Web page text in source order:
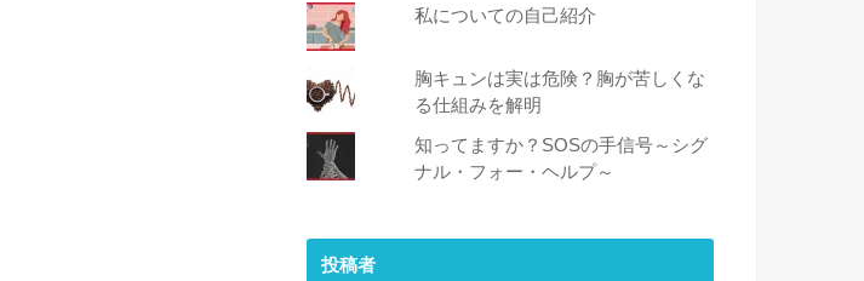
私についての自己紹介
胸キュンは実は危険？胸が苦しくな
る仕組みを解明
知ってますか？SOSの手信号～シグ
ナル・フォー・ヘルプ～
投稿者